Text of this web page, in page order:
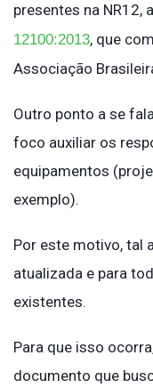
presentes na NR12,
12100:2013, que
Associação
Outro ponto a se
foco auxiliar os
equipamentos
exemplo).
Por este motivo, tal
atualizada e para
existentes.
Para que isso
documento que